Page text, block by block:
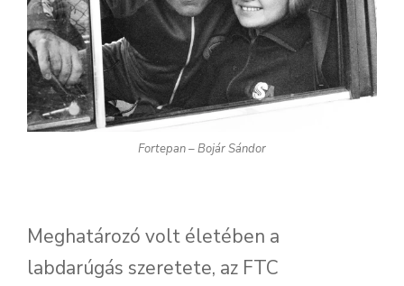
Fortepan – Bojár Sándor
Meghatározó volt életében a
labdarúgás szeretete, az FTC